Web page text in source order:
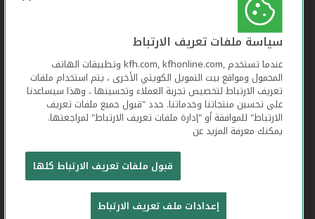
بيت التمويل الكويتي جميع الحقوق محفوظة © 2025
شروط وأحكام استخدام الموقع الإلكتروني
تعريف الارتباط بيان الخصوصية
سياسة ملفات تعريف الارتباط
عندما تستخدم ,kfh.com, kfhonline.com وتطبيقات الهاتف
المحمول ومواقع بيت التمويل الكويتي الأخرى ، يتم استخدام ملفات
تعريف الارتباط لتخصيص تجربة العملاء وتحسينها ، وهذا سيساعدنا
على تحسين منتجاتنا وخدماتنا. حدد "قبول جميع ملفات تعريف
الارتباط" للموافقة أو "إدارة ملفات تعريف الارتباط" لمراجعتها.
يمكنك معرفة المزيد عن
قبول ملفات تعريف الارتباط كلها
إعدادات ملف تعريف الارتباط